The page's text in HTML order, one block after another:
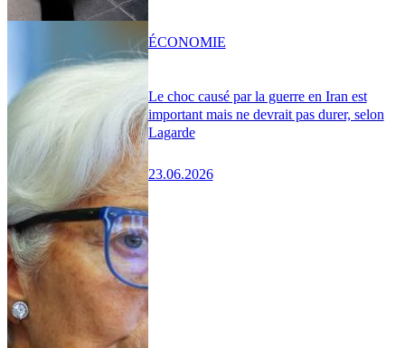
Le choc causé par la guerre en Iran est
important mais ne devrait pas durer, selon
Lagarde
23.06.2026
ÉCONOMIE